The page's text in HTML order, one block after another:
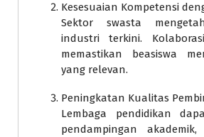
Kesesuaian Kompetensi
Sektor swasta
industri terkini.
memastikan beasiswa
yang relevan.
Peningkatan Kualitas
Lembaga pendidikan
pendampingan